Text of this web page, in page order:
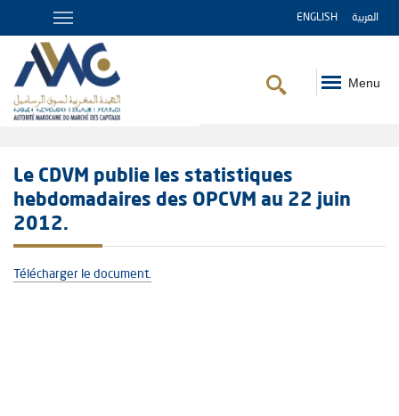
ENGLISH العربية
Menu
Le CDVM publie les statistiques
hebdomadaires des OPCVM au 22 juin
2012.
Télécharger le document.